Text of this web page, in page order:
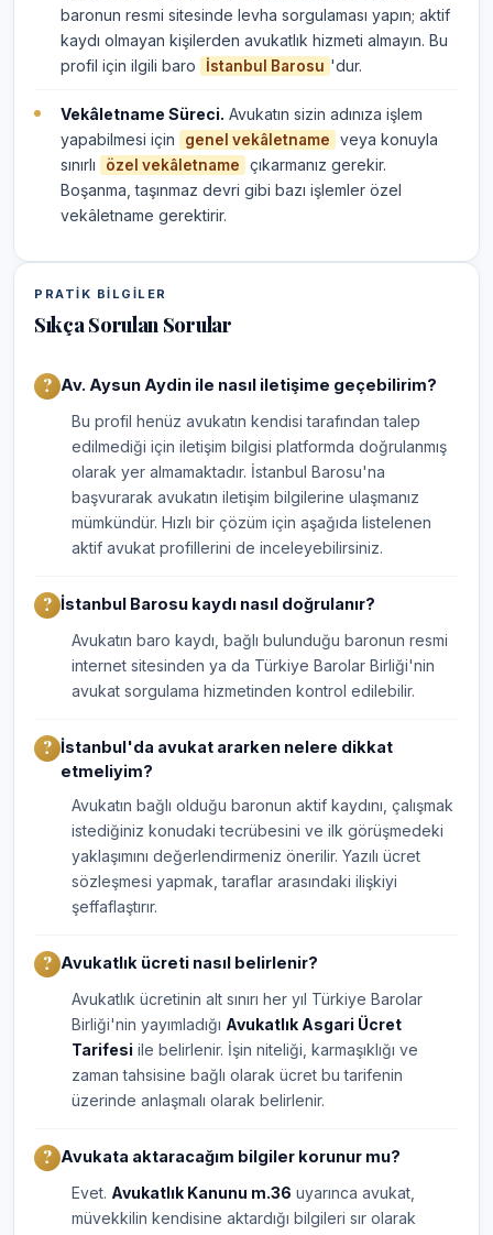
baronun resmi sitesinde levha sorgulaması yapın; aktif
kaydı olmayan kişilerden avukatlık hizmeti almayın. Bu
profil için ilgili baro
İstanbul Barosu 'dur.
Vekâletname Süreci. Avukatın sizin adınıza işlem
yapabilmesi için
genel vekâletname
veya konuyla
sınırlı
özel vekâletname
çıkarmanız gerekir.
Boşanma, taşınmaz devri gibi bazı işlemler özel
vekâletname gerektirir.
PRATIK BILGILER
Sıkça Sorulan Sorular
Av. Aysun Aydin ile nasıl iletişime geçebilirim?
Bu profil henüz avukatın kendisi tarafından talep
edilmediği için iletişim bilgisi platformda doğrulanmış
olarak yer almamaktadır. İstanbul Barosu'na
başvurarak avukatın iletişim bilgilerine ulaşmanız
mümkündür. Hızlı bir çözüm için aşağıda listelenen
aktif avukat profillerini de inceleyebilirsiniz.
İstanbul Barosu kaydı nasıl doğrulanır?
Avukatın baro kaydı, bağlı bulunduğu baronun resmi
internet sitesinden ya da Türkiye Barolar Birliği'nin
avukat sorgulama hizmetinden kontrol edilebilir.
İstanbul'da avukat ararken nelere dikkat
etmeliyim?
Avukatın bağlı olduğu baronun aktif kaydını, çalışmak
istediğiniz konudaki tecrübesini ve ilk görüşmedeki
yaklaşımını değerlendirmeniz önerilir. Yazılı ücret
sözleşmesi yapmak, taraflar arasındaki ilişkiyi
şeffaflaştırır.
Avukatlık ücreti nasıl belirlenir?
Avukatlık ücretinin alt sınırı her yıl Türkiye Barolar
Birliği'nin yayımladığı Avukatlık Asgari Ücret
Tarifesi ile belirlenir. İşin niteliği, karmaşıklığı ve
zaman tahsisine bağlı olarak ücret bu tarifenin
üzerinde anlaşmalı olarak belirlenir.
Avukata aktaracağım bilgiler korunur mu?
Evet. Avukatlık Kanunu m.36 uyarınca avukat,
müvekkilin kendisine aktardığı bilgileri sır olarak